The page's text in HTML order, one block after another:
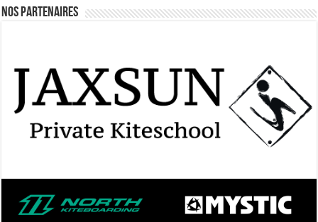
Nos Partenaires